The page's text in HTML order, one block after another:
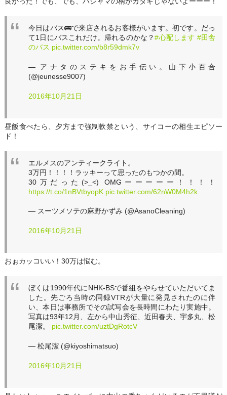
今日はバス🚌で来店されるお客様がいます。初です。だっ
て1日にバスこれだけ。帰れるのかな？#心配します #田舎
のバス pic.twitter.com/b8r59dmk7v
— アナタのステキをお手伝い。山下小百合
(@jeunesse9007)
2016年10月21日
昼飯食べたら、夕方まで強制軟禁という、サイコーの相生エピソー
ド！
エルメスのアンティークライト。
3万円！！！！ラッキーって思ったのもつかの間。
30万だった(>_<) OMGーーーーー！！！！
https://t.co/1nBVtbyopK pic.twitter.com/62nW0M4h2k
— スーツメソテの麻野かずみ (@AsanoCleaning)
2016年10月21日
おぉカッコいい！30万は悩む。
ぼくは1990年代にNHK-BSで番組をやらせていただいてま
した。先ごろ当時の同録VTRが大量に発見されたのに伴
い、本日は事務所でその試写会を長時間にわたり実施中。
写真は93年12月、左から中山秀征、近田春夫、宇多丸、松
尾潔。 pic.twitter.com/uztDgRotcV
— 松尾潔 (@kiyoshimatsuo)
2016年10月21日